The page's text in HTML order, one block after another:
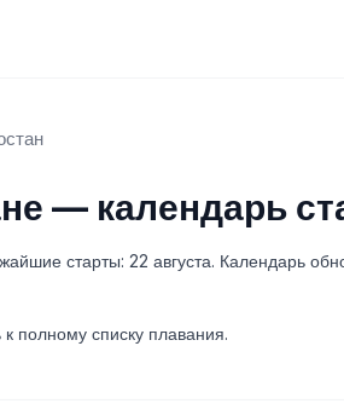
— календарь
старты: 22 августа. Календарь
полному списку плавания.